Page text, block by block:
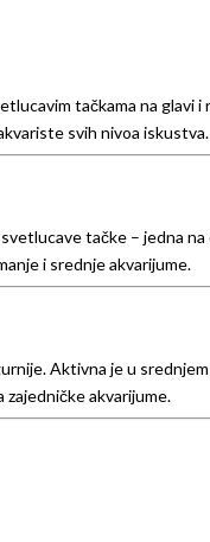
tačkama na glavi i
svih nivoa iskustva.
tačke – jedna na
i srednje akvarijume.
Aktivna je u
zajedničke akvarijume.